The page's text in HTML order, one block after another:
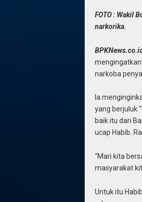
FOTO : Wakil
narkorika.
narkoba
Ia
yang berjuluk
baik itu dari
ucap Habib.
“Mari kita
masyarakat
Untuk itu